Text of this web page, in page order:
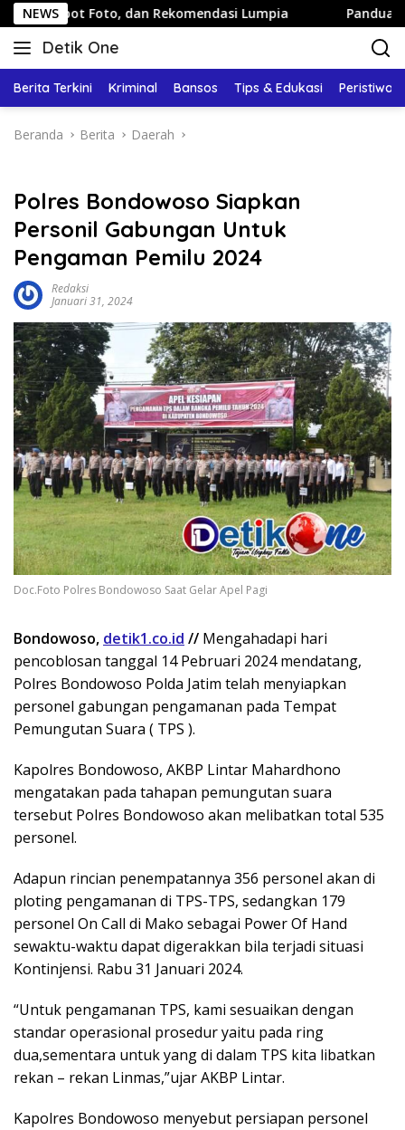
Langsung
ke
konten
NEWS
dan Rekomendasi Lumpia Panduan Wisata
Detik One
Tajam
Fakta
Berita Terkini Kriminal Bansos Tips & Edukasi Peristiwa
Beranda Berita Daerah
Polres Bondowoso Siapkan
Personil Gabungan Untuk
Pengaman Pemilu 2024
Redaksi
Januari 31, 2024
Doc.Foto Polres Bondowoso Saat Gelar Apel Pagi
Bondowoso, detik1.co.id // Mengahadapi hari
pencoblosan tanggal 14 Pebruari 2024 mendatang,
Polres Bondowoso Polda Jatim telah menyiapkan
personel gabungan pengamanan pada Tempat
Pemungutan Suara ( TPS ).
Kapolres Bondowoso, AKBP Lintar Mahardhono
mengatakan pada tahapan pemungutan suara
tersebut Polres Bondowoso akan melibatkan total 535
personel.
Adapun rincian penempatannya 356 personel akan di
ploting pengamanan di TPS-TPS, sedangkan 179
personel On Call di Mako sebagai Power Of Hand
sewaktu-waktu dapat digerakkan bila terjadi situasi
Kontinjensi. Rabu 31 Januari 2024.
“Untuk pengamanan TPS, kami sesuaikan dengan
standar operasional prosedur yaitu pada ring
dua,sementara untuk yang di dalam TPS kita libatkan
rekan – rekan Linmas,”ujar AKBP Lintar.
Kapolres Bondowoso menyebut persiapan personel